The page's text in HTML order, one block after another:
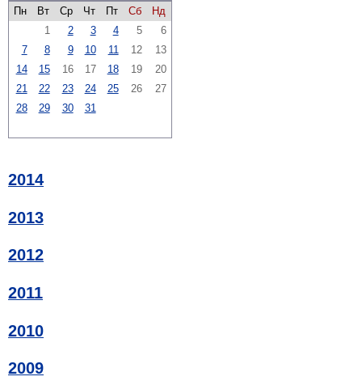
Пн
Вт Ср Чт Пт Сб
Нд
1
2 3 4 5
6
7
8 9 10 11 12
13
14
15 16 17 18 19
20
21
22 23 24 25 26
27
28
29 30 31
2014
2013
2012
2011
2010
2009